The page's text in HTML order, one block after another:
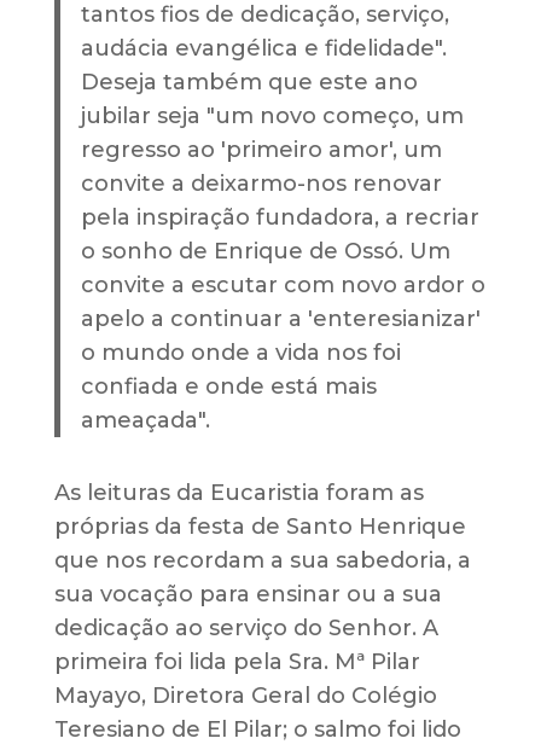
tantos fios de dedicação, serviço,
audácia evangélica e fidelidade".
Deseja também que este ano
jubilar seja "um novo começo, um
regresso ao 'primeiro amor', um
convite a deixarmo-nos renovar
pela inspiração fundadora, a recriar
o sonho de Enrique de Ossó. Um
convite a escutar com novo ardor o
apelo a continuar a 'enteresianizar'
o mundo onde a vida nos foi
confiada e onde está mais
ameaçada".
As leituras da Eucaristia foram as
próprias da festa de Santo Henrique
que nos recordam a sua sabedoria, a
sua vocação para ensinar ou a sua
dedicação ao serviço do Senhor. A
primeira foi lida pela Sra. Mª Pilar
Mayayo, Diretora Geral do Colégio
Teresiano de El Pilar; o salmo foi lido